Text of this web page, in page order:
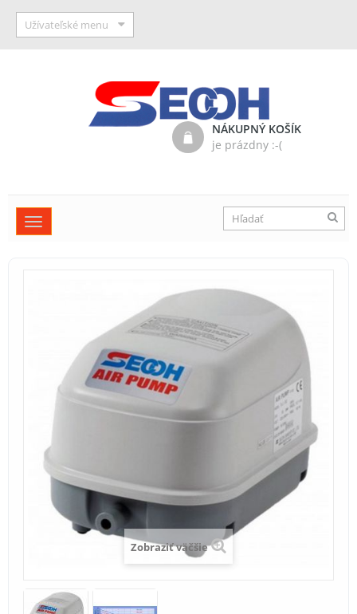
Užívateľské menu
NÁKUPNÝ KOŠÍK
je prázdny :-(
Toggle
navigation
Zobraziť väčšie